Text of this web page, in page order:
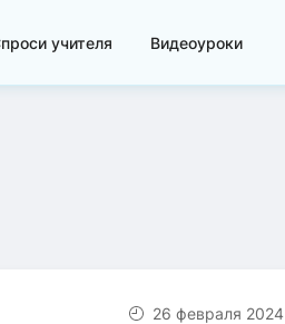
учителя Видеоуроки
26 февраля 2024